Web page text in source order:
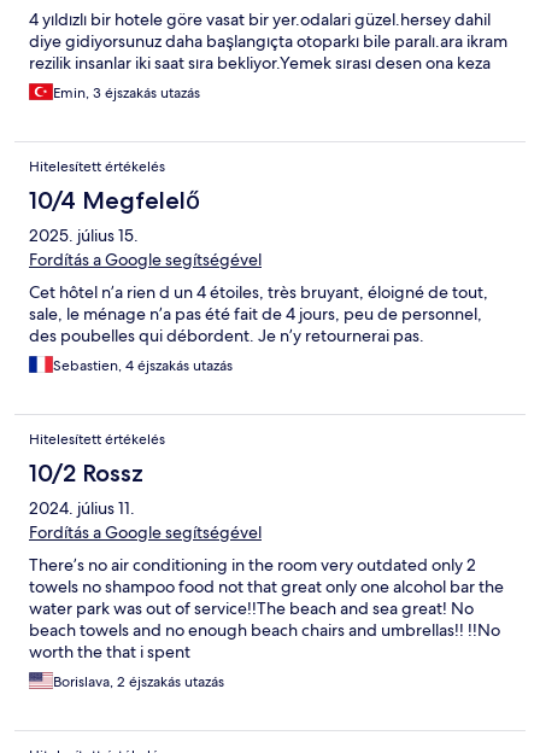
4 yıldızlı bir hotele göre vasat bir yer.odalari güzel.hersey dahil
diye gidiyorsunuz daha başlangıçta otoparkı bile paralı.ara ikram
rezilik insanlar iki saat sıra bekliyor.Yemek sırası desen ona keza
Emin, 3 éjszakás utazás
Hitelesített értékelés
10/4 Megfelelő
2025. július 15.
Fordítás a Google segítségével
Cet hôtel n’a rien d un 4 étoiles, très bruyant, éloigné de tout,
sale, le ménage n’a pas été fait de 4 jours, peu de personnel,
des poubelles qui débordent. Je n’y retournerai pas.
Sebastien, 4 éjszakás utazás
Hitelesített értékelés
10/2 Rossz
2024. július 11.
Fordítás a Google segítségével
There’s no air conditioning in the room very outdated only 2
towels no shampoo food not that great only one alcohol bar the
water park was out of service!!The beach and sea great! No
beach towels and no enough beach chairs and umbrellas!! !!No
worth the that i spent
Borislava, 2 éjszakás utazás